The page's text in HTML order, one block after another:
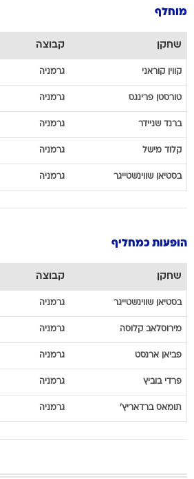
מוחלף
שחקן קבוצה
קווין קוראני גרמניה
טורסטן פרינגס גרמניה
ברנד שניידר גרמניה
קלוד מישל גרמניה
בסטיאן שווינשטייגר גרמניה
הופעות כמחליף
שחקן קבוצה
בסטיאן שווינשטייגר גרמניה
מירוסלאב קלוסה גרמניה
פביאן ארנסט גרמניה
פרדי בוביץ גרמניה
תומאס ברדאריץ' גרמניה